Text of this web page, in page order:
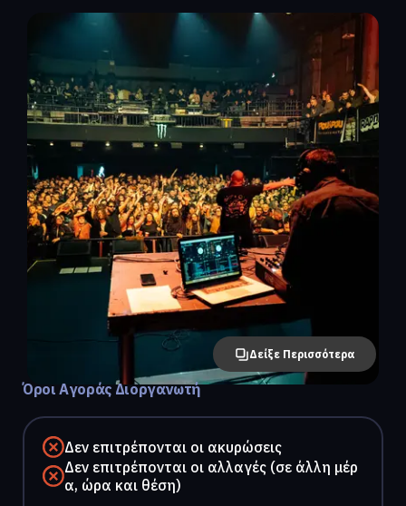
Δείξε Περισσότερα
Όροι Αγοράς Διοργανωτή
Δεν επιτρέπονται οι ακυρώσεις
Δεν επιτρέπονται οι αλλαγές (σε άλλη μέρ
α, ώρα και θέση)